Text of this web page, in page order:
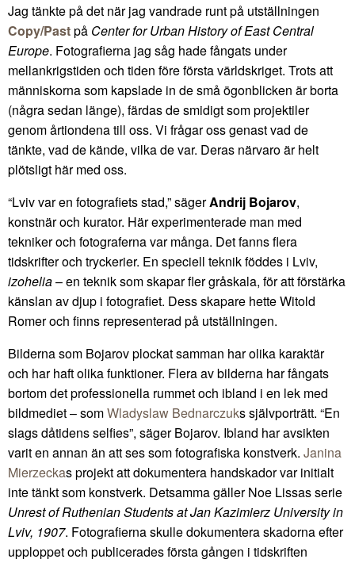
Jag tänkte på det när jag vandrade runt på utställningen
Copy/Pastpå Center for Urban History of East Central
Europe. Fotografierna jag såg hade fångats under
mellankrigstiden och tiden före första världskriget. Trots att
människorna som kapslade in de små ögonblicken är borta
(några sedan länge), färdas de smidigt som projektiler
genom årtiondena till oss. Vi frågar oss genast vad de
tänkte, vad de kände, vilka de var. Deras närvaro är helt
plötsligt här med oss.
“Lviv var en fotografiets stad,” sägerAndrij Bojarov,
konstnär och kurator. Här experimenterade man med
tekniker och fotograferna var många. Det fanns flera
tidskrifter och tryckerier. En speciell teknik föddes i Lviv,
izohelia– en teknik som skapar fler gråskala, för att förstärka
känslan av djup i fotografiet. Dess skapare hette Witold
Romer och finns representerad på utställningen.
Bilderna som Bojarov plockat samman har olika karaktär
och har haft olika funktioner. Flera av bilderna har fångats
bortom det professionella rummet och ibland i en lek med
bildmediet – somWladyslaw Bednarczuks självporträtt. “En
slags dåtidens selfies”, säger Bojarov. Ibland har avsikten
varit en annan än att ses som fotografiska konstverk. Janina
Mierzeckas projekt att dokumentera handskador var initialt
inte tänkt som konstverk. Detsamma gäller Noe Lissas serie
Unrest of Ruthenian Students at Jan Kazimierz University in
Lviv, 1907. Fotografierna skulle dokumentera skadorna efter
upploppet och publicerades första gången i tidskriften